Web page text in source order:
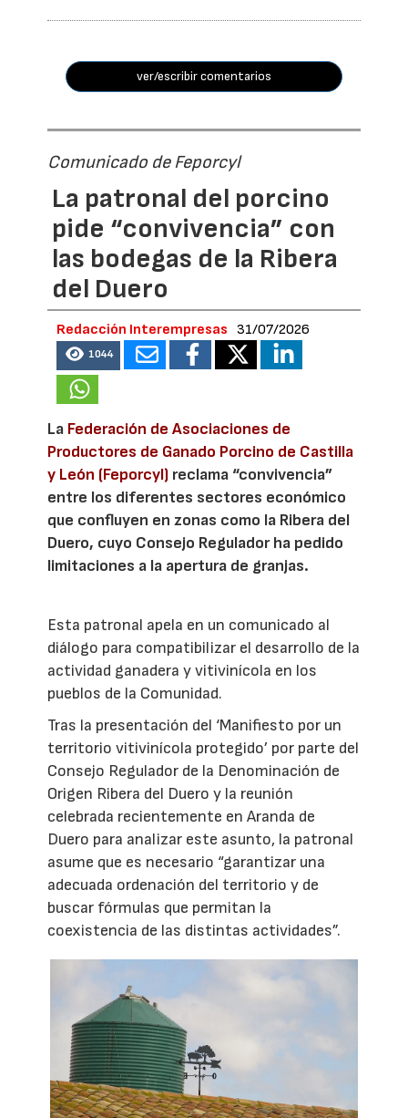
ver/escribir comentarios
Comunicado de Feporcyl
La patronal del porcino
pide “convivencia” con
las bodegas de la Ribera
del Duero
Redacción Interempresas 31/07/2026
1044
La Federación de Asociaciones de
Productores de Ganado Porcino de Castilla
y León (Feporcyl) reclama “convivencia”
entre los diferentes sectores económico
que confluyen en zonas como la Ribera del
Duero, cuyo Consejo Regulador ha pedido
limitaciones a la apertura de granjas.
Esta patronal apela en un comunicado al
diálogo para compatibilizar el desarrollo de la
actividad ganadera y vitivinícola en los
pueblos de la Comunidad.
Tras la presentación del ‘Manifiesto por un
territorio vitivinícola protegido’ por parte del
Consejo Regulador de la Denominación de
Origen Ribera del Duero y la reunión
celebrada recientemente en Aranda de
Duero para analizar este asunto, la patronal
asume que es necesario “garantizar una
adecuada ordenación del territorio y de
buscar fórmulas que permitan la
coexistencia de las distintas actividades”.